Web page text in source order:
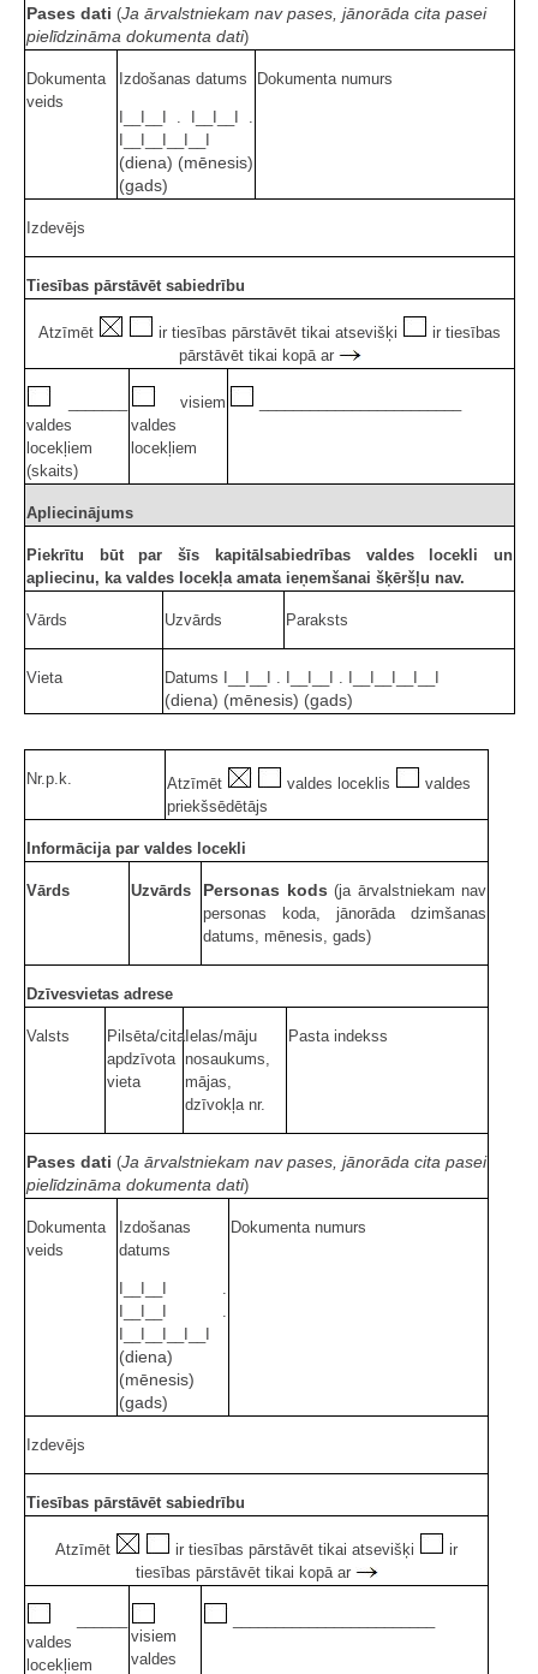
Pases dati (Ja ārvalstniekam nav pases, jānorāda cita pasei
pielīdzināma dokumenta dati)
Dokumenta
veids
Izdošanas datums
I__I__I . I__I__I .
(diena) (mēnesis)
(gads)
Dokumenta numurs
Izdevējs
Tiesības pārstāvēt sabiedrību
Atzīmēt ir tiesības pārstāvēt tikai atsevišķi
ir tiesības
pārstāvēt tikai kopā ar
valdes
locekļiem
(skaits)
visiem
valdes
locekļiem
Apliecinājums
Piekrītu būt par šīs kapitālsabiedrības valdes locekli un
apliecinu, ka valdes locekļa amata ieņemšanai šķēršļu nav.
Vārds Uzvārds Paraksts
Vieta Datums I__I__I . I__I__I . I__I__I__I__I
(diena) (mēnesis) (gads)
Nr.p.k. Atzīmēt valdes loceklis
valdes
priekšsēdētājs
Informācija par valdes locekli
Vārds Uzvārds Personas kods (ja ārvalstniekam nav
personas koda, jānorāda dzimšanas
datums, mēnesis, gads)
Dzīvesvietas adrese
Valsts
Pilsēta/cita
apdzīvota
vieta
Ielas/māju
nosaukums,
mājas,
dzīvokļa nr.
Pasta indekss
Pases dati (Ja ārvalstniekam nav pases, jānorāda cita pasei
pielīdzināma dokumenta dati)
Dokumenta
veids
Izdošanas
datums
I__I__I .
I__I__I .
(diena)
(mēnesis)
(gads)
Dokumenta numurs
Izdevējs
Tiesības pārstāvēt sabiedrību
Atzīmēt ir tiesības pārstāvēt tikai atsevišķi
ir
tiesības pārstāvēt tikai kopā ar
valdes
locekļiem
visiem
valdes